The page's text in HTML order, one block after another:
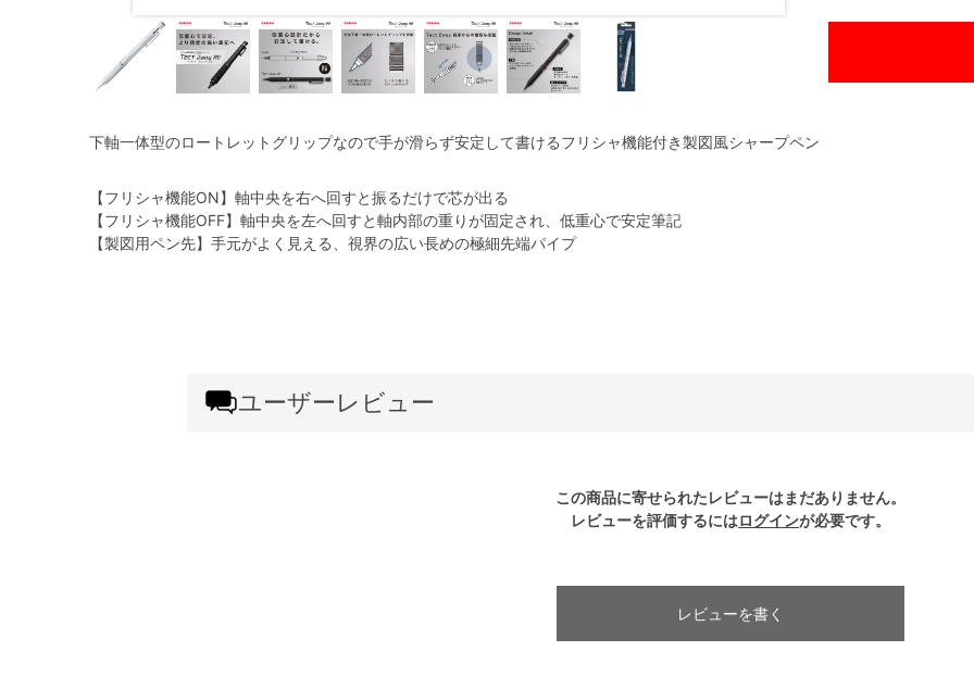
下軸一体型のロートレットグリップなので手が滑らず安定して書けるフリシャ機能付き製図風シャープペン
【フリシャ機能ON】軸中央を右へ回すと振るだけで芯が出る
【フリシャ機能OFF】軸中央を左へ回すと軸内部の重りが固定され、低重心で安定筆記
【製図用ペン先】手元がよく見える、視界の広い長めの極細先端パイプ
ユーザーレビュー
この商品に寄せられたレビューはまだありません。
レビューを評価するにはログインが必要です。
レビューを書く